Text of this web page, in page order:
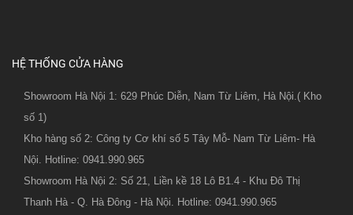
HỆ THỐNG CỬA HÀNG
Showroom Hà Nội 1: 629 Phúc Diễn, Nam Từ Liêm, Hà Nội.( Kho
số 1)
Kho hàng số 2: Công ty Cơ khí số 5 Tây Mỗ- Nam Từ Liêm- Hà
Nội. Hotline: 0941.990.965
Showroom Hà Nội 2: Số 21, Liền kề 18 Lô B1.4 - Khu Đô Thị
Thanh Hà - Q. Hà Đông - Hà Nội. Hotline: 0941.990.965